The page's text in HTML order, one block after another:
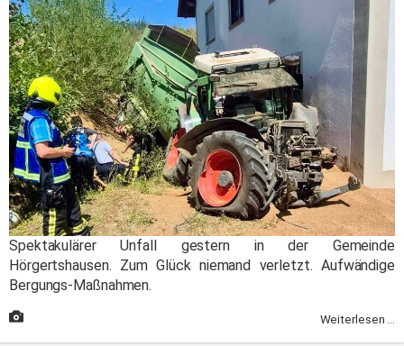
Spektakulärer Unfall gestern in der Gemeinde
Hörgertshausen. Zum Glück niemand verletzt. Aufwändige
Bergungs-Maßnahmen.
Weiterlesen ...